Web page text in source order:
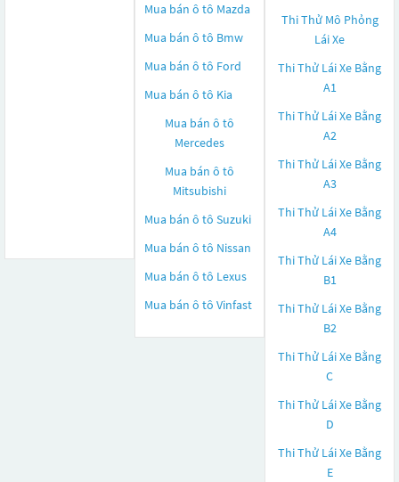
Mua bán ô tô Mazda
Mua bán ô tô Bmw
Mua bán ô tô Ford
Mua bán ô tô Kia
Mua bán ô tô
Mercedes
Mua bán ô tô
Mitsubishi
Mua bán ô tô Suzuki
Mua bán ô tô Nissan
Mua bán ô tô Lexus
Mua bán ô tô Vinfast
Thi Thử Mô Phỏng
Lái Xe
Thi Thử Lái Xe Bằng
A1
Thi Thử Lái Xe Bằng
A2
Thi Thử Lái Xe Bằng
A3
Thi Thử Lái Xe Bằng
A4
Thi Thử Lái Xe Bằng
B1
Thi Thử Lái Xe Bằng
B2
Thi Thử Lái Xe Bằng
C
Thi Thử Lái Xe Bằng
D
Thi Thử Lái Xe Bằng
E